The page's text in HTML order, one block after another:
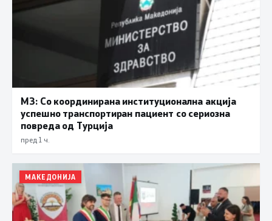
МЗ: Со координирана институционална акција
успешно транспортиран пациент со сериозна
повреда од Турција
пред 1 ч.
МАКЕДОНИЈА